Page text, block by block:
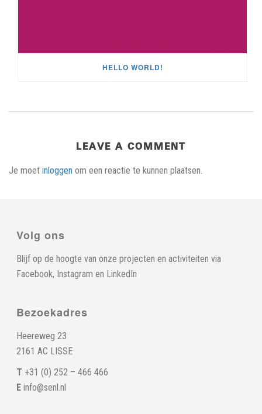
HELLO WORLD!
LEAVE A COMMENT
Je moet inloggen om een reactie te kunnen plaatsen.
Volg ons
Blijf op de hoogte van onze projecten en activiteiten via
Facebook, Instagram en LinkedIn
Bezoekadres
Heereweg 23
2161 AC LISSE
T +31 (0) 252 – 466 466
E info@senl.nl